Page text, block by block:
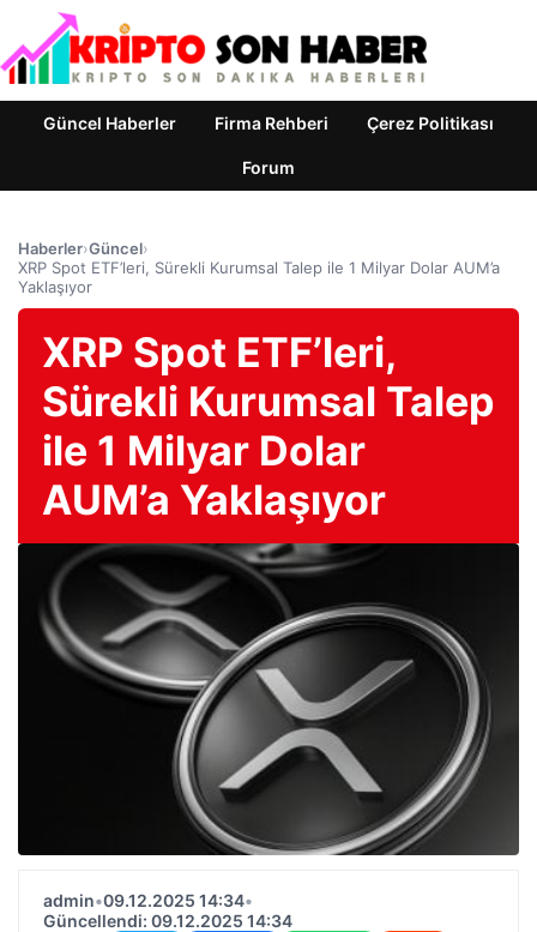
Güncel Haberler Firma Rehberi Çerez Politikası
Forum
Haberler›Güncel›
XRP Spot ETF’leri, Sürekli Kurumsal Talep ile 1 Milyar Dolar AUM’a
Yaklaşıyor
XRP Spot ETF’leri,
Sürekli Kurumsal Talep
ile 1 Milyar Dolar
AUM’a Yaklaşıyor
admin•09.12.2025 14:34•
Güncellendi: 09.12.2025 14:34